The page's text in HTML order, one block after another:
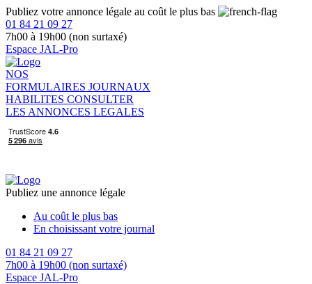
Publiez votre annonce légale au coût le plus bas
01 84 21 09 27
7h00 à 19h00 (non surtaxé)
Espace JAL-Pro
NOS
FORMULAIRES JOURNAUX
HABILITES CONSULTER
LES ANNONCES LEGALES
Publiez une annonce légale
Au coût le plus bas
En choisissant votre journal
01 84 21 09 27
7h00 à 19h00 (non surtaxé)
Espace JAL-Pro